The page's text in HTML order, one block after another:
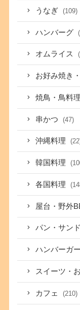
うなぎ (109)
ハンバーグ
オムライス
お好み焼き
焼鳥・鳥料理
串かつ (47)
沖縄料理
韓国料理
各国料理
屋台・野外
パン・サン
ハンバーガー
スイーツ・
カフェ (210)